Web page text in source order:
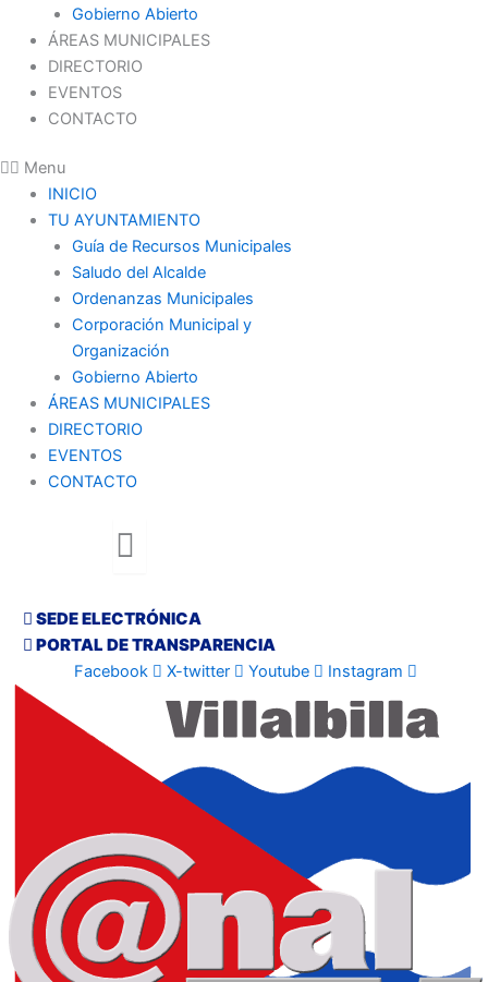
Gobierno Abierto
ÁREAS MUNICIPALES
DIRECTORIO
EVENTOS
CONTACTO
Menu
INICIO
TU AYUNTAMIENTO
Guía de Recursos Municipales
Saludo del Alcalde
Ordenanzas Municipales
Corporación Municipal y
Organización
Gobierno Abierto
ÁREAS MUNICIPALES
DIRECTORIO
EVENTOS
CONTACTO
SEDE ELECTRÓNICA
PORTAL DE TRANSPARENCIA
Facebook X-twitter Youtube Instagram